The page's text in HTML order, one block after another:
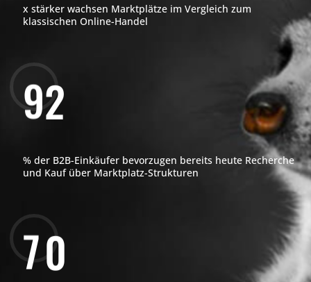
x stärker wachsen Marktplätze im Vergleich zum
klassischen Online-Handel
92
% der B2B-Einkäufer bevorzugen bereits heute Recherche
und Kauf über Marktplatz-Strukturen
70